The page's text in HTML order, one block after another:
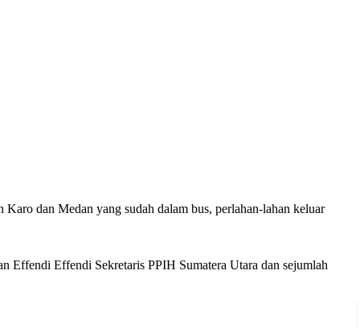
dan Medan yang sudah dalam bus, perlahan-lahan keluar
Effendi Sekretaris PPIH Sumatera Utara dan sejumlah